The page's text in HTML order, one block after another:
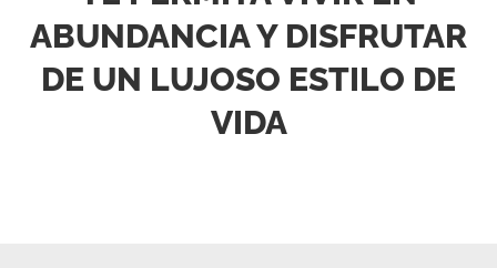
ABUNDANCIA Y DISFRUTAR
DE UN LUJOSO ESTILO DE
VIDA